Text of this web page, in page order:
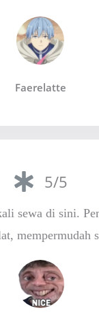
Faerelatte
5/5
sewa di sini.
mempermudah